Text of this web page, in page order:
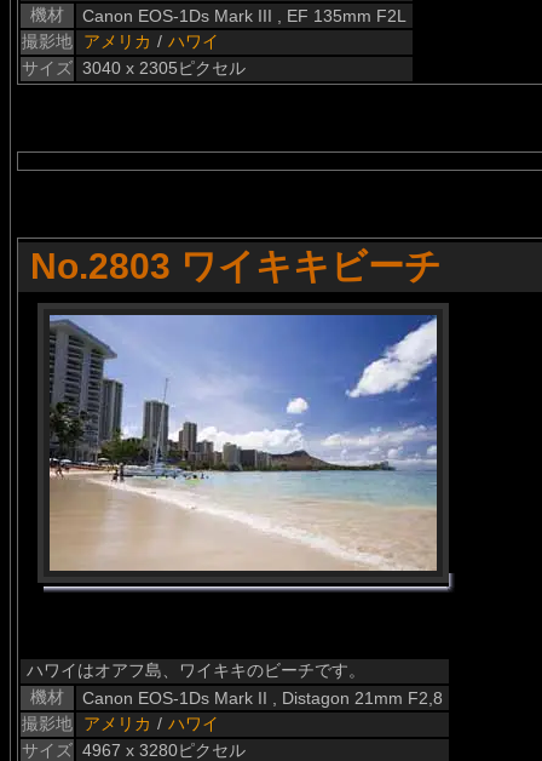
機材
Canon EOS-1Ds Mark III , EF 135mm F2L
撮影地
アメリカ / ハワイ
サイズ 3040 x 2305ピクセル
No.2803 ワイキキビーチ
ハワイはオアフ島、ワイキキのビーチです。
機材
Canon EOS-1Ds Mark II , Distagon 21mm F2,8
撮影地
アメリカ / ハワイ
サイズ 4967 x 3280ピクセル